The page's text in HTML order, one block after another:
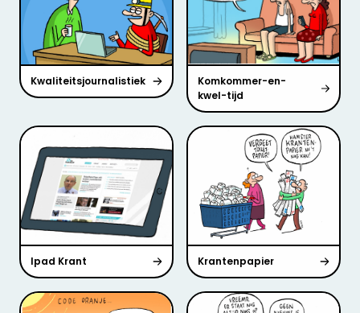
Kwaliteitsjournalistiek
Komkommer-en-
kwel-tijd
Ipad Krant Krantenpapier